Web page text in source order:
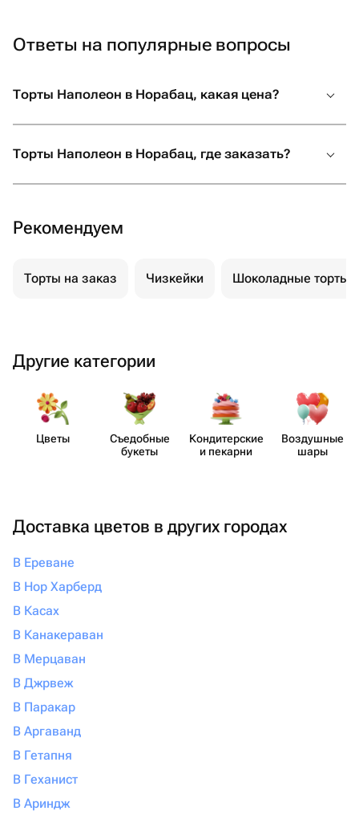
Ответы на популярные вопросы
Торты Наполеон в Норабац, какая цена?
Торты Наполеон в Норабац, где заказать?
Рекомендуем
Торты на заказ Чизкейки Шоколадные торты
Другие категории
Цветы
Съедобные
букеты
Кондит​ерские
и пекарни
Воздушные
шары
Доставка цветов в других городах
В Ереване
В Нор Харберд
В Касах
В Канакераван
В Мерцаван
В Джрвеж
В Паракар
В Аргаванд
В Гетапня
В Геханист
В Ариндж